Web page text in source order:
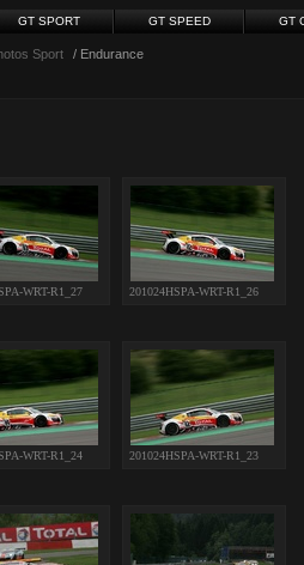
GT SPORT GT SPEED GT
Sport / Endurance
WRT-R1_27 201024HSPA-WRT-R1_26
WRT-R1_24 201024HSPA-WRT-R1_23